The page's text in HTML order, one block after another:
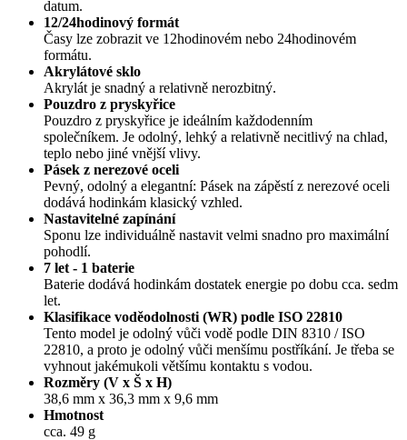
datum.
12/24hodinový formát
Časy lze zobrazit ve 12hodinovém nebo 24hodinovém
formátu.
Akrylátové sklo
Akrylát je snadný a relativně nerozbitný.
Pouzdro z pryskyřice
Pouzdro z pryskyřice je ideálním každodenním
společníkem. Je odolný, lehký a relativně necitlivý na chlad,
teplo nebo jiné vnější vlivy.
Pásek z nerezové oceli
Pevný, odolný a elegantní: Pásek na zápěstí z nerezové oceli
dodává hodinkám klasický vzhled.
Nastavitelné zapínání
Sponu lze individuálně nastavit velmi snadno pro maximální
pohodlí.
7 let - 1 baterie
Baterie dodává hodinkám dostatek energie po dobu cca. sedm
let.
Klasifikace voděodolnosti (WR) podle ISO 22810
Tento model je odolný vůči vodě podle DIN 8310 / ISO
22810, a proto je odolný vůči menšímu postříkání. Je třeba se
vyhnout jakémukoli většímu kontaktu s vodou.
Rozměry (V x Š x H)
38,6 mm x 36,3 mm x 9,6 mm
Hmotnost
cca. 49 g